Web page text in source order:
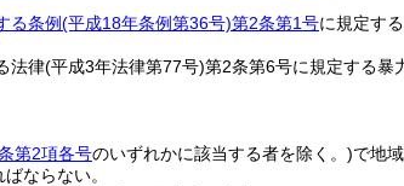
る条例(平成18年条例第36号)第2条第1号に規定す
法律(平成3年法律第77号)第2条第6号に規定する暴
第2項各号のいずれかに該当する者を除く。)で地
ならない。